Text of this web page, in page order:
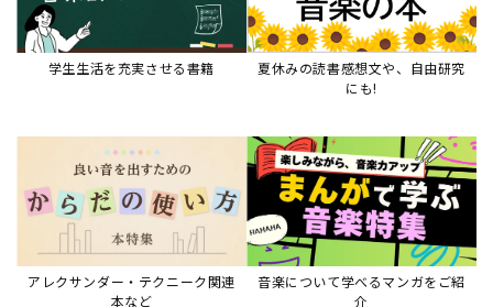
学生生活を充実させる書籍
夏休みの読書感想文や、自由研究
にも!
アレクサンダー・テクニーク関連
本など
音楽について学べるマンガをご紹
介